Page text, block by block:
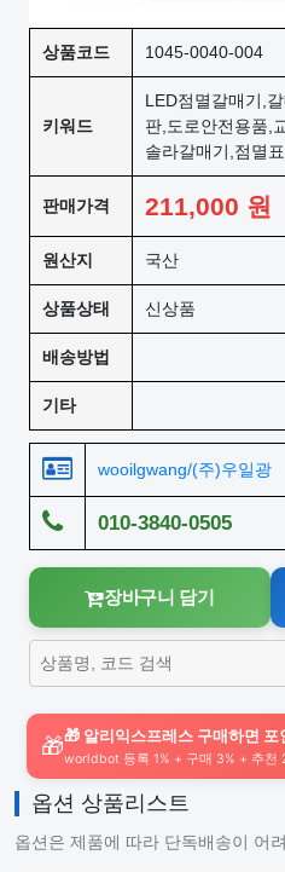
상품코드 1045-0040-004
키워드
LED점멸갈매기,
판,도로안전용품,
솔라갈매기,점멸
판매가격 211,000 원
원산지 국산
상품상태 신상품
배송방법
기타
wooilgwang/(주)우일광
010-3840-0505
장바구니 담기
🎁🎁 알리익스프레스 구매하면 포
worldbot 등록 1% + 구매 3% + 추천
옵션 상품리스트
옵션은 제품에 따라 단독배송이 어